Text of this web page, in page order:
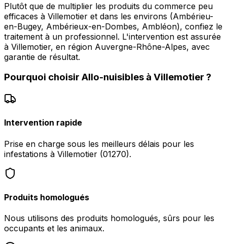
Plutôt que de multiplier les produits du commerce peu
efficaces à Villemotier et dans les environs (Ambérieu-
en-Bugey, Ambérieux-en-Dombes, Ambléon), confiez le
traitement à un professionnel. L'intervention est assurée
à Villemotier, en région Auvergne-Rhône-Alpes, avec
garantie de résultat.
Pourquoi choisir Allo-nuisibles à Villemotier ?
Intervention rapide
Prise en charge sous les meilleurs délais pour les
infestations à Villemotier (01270).
Produits homologués
Nous utilisons des produits homologués, sûrs pour les
occupants et les animaux.